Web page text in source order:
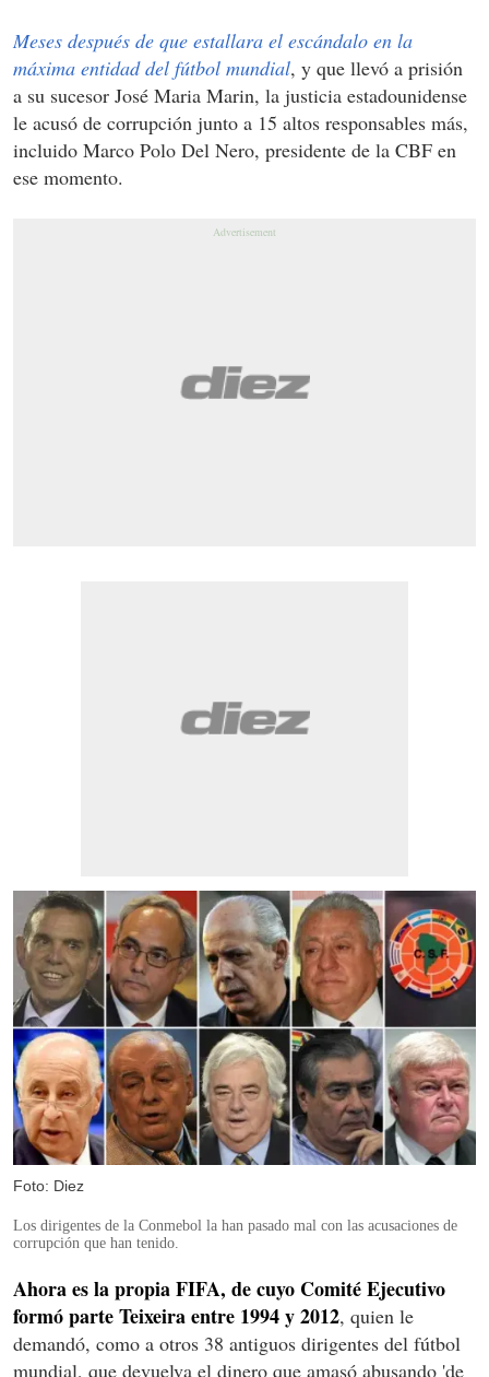
Meses después de que estallara el escándalo en la
máxima entidad del fútbol mundial, y que llevó a prisión
a su sucesor José Maria Marin, la justicia estadounidense
le acusó de corrupción junto a 15 altos responsables más,
incluido Marco Polo Del Nero, presidente de la CBF en
ese momento.
Foto: Diez
Los dirigentes de la Conmebol la han pasado mal con las acusaciones de
corrupción que han tenido.
Ahora es la propia FIFA, de cuyo Comité Ejecutivo
formó parte Teixeira entre 1994 y 2012, quien le
demandó, como a otros 38 antiguos dirigentes del fútbol
mundial, que devuelva el dinero que amasó abusando 'de